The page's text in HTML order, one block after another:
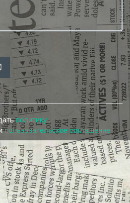
политику
пользовательское соглашение